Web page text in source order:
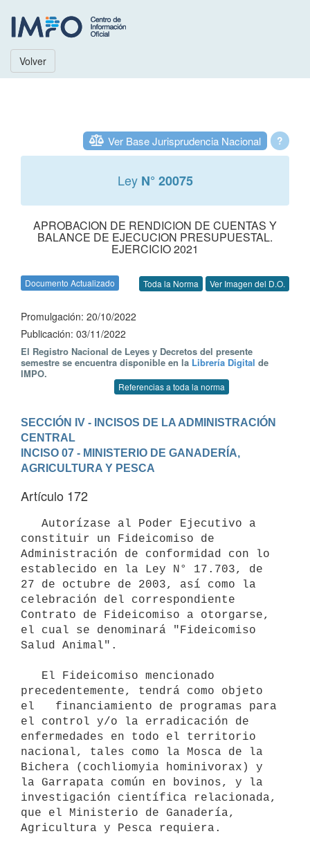
Volver
?
Ver Base Jurisprudencia Nacional
Ley N° 20075
APROBACION DE RENDICION DE CUENTAS Y
BALANCE DE EJECUCION PRESUPUESTAL.
EJERCICIO 2021
Documento Actualizado Toda la Norma Ver Imagen del D.O.
Promulgación: 20/10/2022
Publicación: 03/11/2022
El Registro Nacional de Leyes y Decretos del presente
semestre se encuentra disponible en la Librería Digital de
IMPO.
Referencias a toda la norma
SECCIÓN IV - INCISOS DE LA ADMINISTRACIÓN
CENTRAL
INCISO 07 - MINISTERIO DE GANADERÍA,
AGRICULTURA Y PESCA
Artículo 172
constituir un Fideicomiso de
Administración de conformidad con lo
establecido en la Ley N° 17.703, de
27 de octubre de 2003, así como la
celebración del correspondiente
Contrato de Fideicomiso a otorgarse,
el cual se denominará "Fideicomiso
Salud Animal".
precedentemente, tendrá como objeto
el   financiamiento de programas para
el control y/o la erradicación de
enfermedades en todo el territorio
nacional, tales como la Mosca de la
Bichera (cochliomyia hominivorax) y
la Garrapata común en bovinos, y la
investigación científica relacionada,
que el Ministerio de Ganadería,
Agricultura y Pesca requiera.